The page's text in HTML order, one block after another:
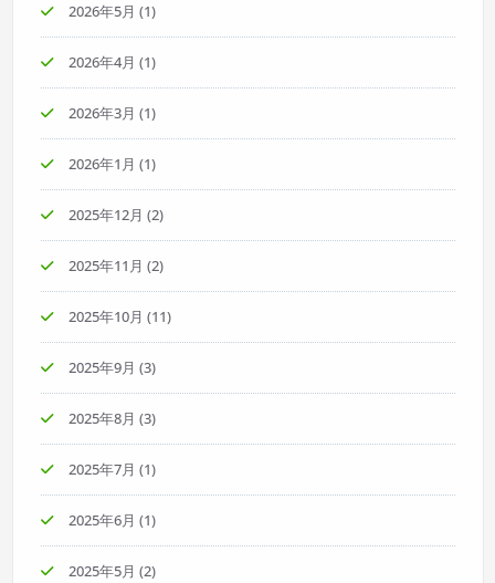
2026年5月 (1)
2026年4月 (1)
2026年3月 (1)
2026年1月 (1)
2025年12月 (2)
2025年11月 (2)
2025年10月 (11)
2025年9月 (3)
2025年8月 (3)
2025年7月 (1)
2025年6月 (1)
2025年5月 (2)